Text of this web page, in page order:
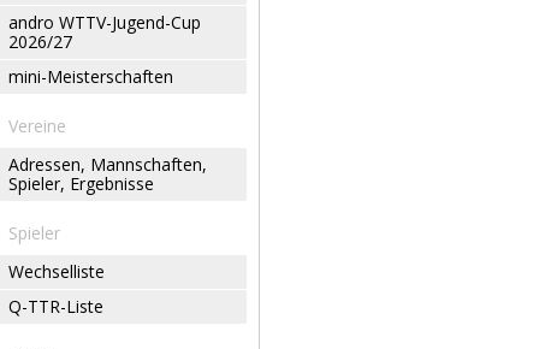
andro WTTV-Jugend-Cup
2026/27
mini-Meisterschaften
Vereine
Adressen, Mannschaften,
Spieler, Ergebnisse
Spieler
Wechselliste
Q-TTR-Liste